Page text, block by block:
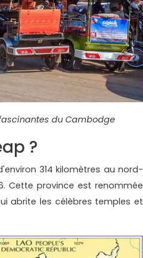
du Cambodge
?
314 kilomètres au nord-
Cette province est renommée
abrite les célèbres temples et